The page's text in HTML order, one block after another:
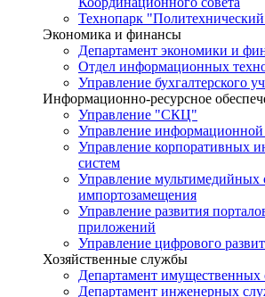
Технопарк
Экономика и финансы
Департамент экономики и
Отдел информационных
Управление бухгалтерского
Информационно-ресурсное
Управление "СКЦ"
Управление информационной
Управление корпоративных
систем
Управление мультимедийных
импортозамещения
Управление развития
приложений
Управление цифрового
Хозяйственные службы
Департамент
Департамент инженерных